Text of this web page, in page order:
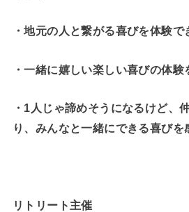
・地元の人と繋がる喜びを体験で
・一緒に嬉しい楽しい喜びの体験
・1人じゃ諦めそうになるけど、
り、みんなと一緒にできる喜びを
リトリート主催